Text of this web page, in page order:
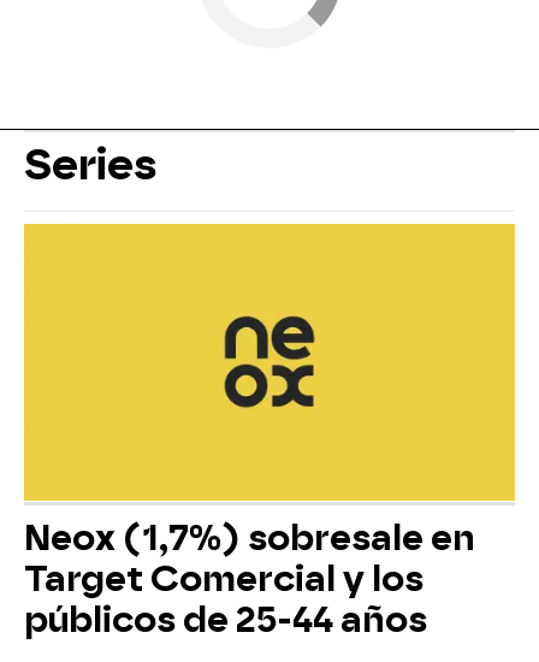
Series
Neox (1,7%) sobresale en
Target Comercial y los
públicos de 25-44 años